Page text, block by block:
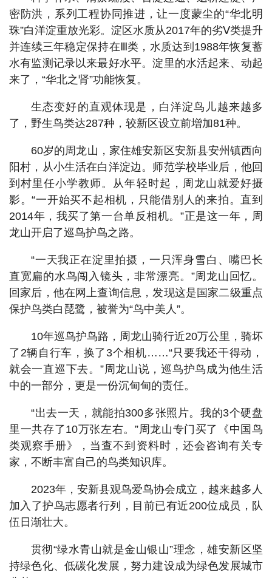
密防洪，系列工程协同推进，让一度蒙尘的“华北明
珠”白洋淀重放光彩。淀区水质从2017年的劣Ⅴ类提升
并连续三年稳定保持在Ⅲ类，水质达到1988年恢复蓄
水有监测记录以来最好水平。淀里的水活起来、动起
来了，“华北之肾”功能恢复。
生态变好的直观体现是，白洋淀鸟儿越来越多
了，野生鸟类达287种，较新区设立前增加81种。
60岁的周龙山，家住雄安新区安新县安州镇西向
阳村，从小生活在白洋淀边。师范学校毕业后，他回
到村里任小学教师。从年轻时起，周龙山就爱好摄
影。“一开始买不起相机，只能借别人的来拍。直到
2014年，我买了第一台单反相机。”正是这一年，周
龙山开启了巡鸟护鸟之路。
“一天我正在淀里拍摄，一只浑身雪白、嘴巴长
直宽扁的水鸟闯入镜头，非常漂亮。”周龙山回忆。
回家后，他在网上查询信息，发现这是国家二级重点
保护鸟类白琵鹭，被誉为“鸟中美人”。
10年巡鸟护鸟路，周龙山骑行近20万公里，骑坏
了2辆自行车，换了3个相机……“只要我还干得动，
就会一直巡下去。”周龙山说，巡鸟护鸟成为他生活
中的一部分，更是一份沉甸甸的责任。
“出去一天，就能拍300多张照片。我的3个硬盘
里一共存了10万张左右。”周龙山专门买了《中国鸟
类观察手册》，当查不到资料时，还会咨询有关专
家，不断丰富自己的鸟类知识库。
2023年，安新县观鸟爱鸟协会成立，越来越多人
加入了护鸟志愿者行列，目前已有近200位成员，队
伍日渐壮大。
贯彻“绿水青山就是金山银山”理念，雄安新区坚
持绿色化、低碳化发展，努力建设成为绿色发展城市